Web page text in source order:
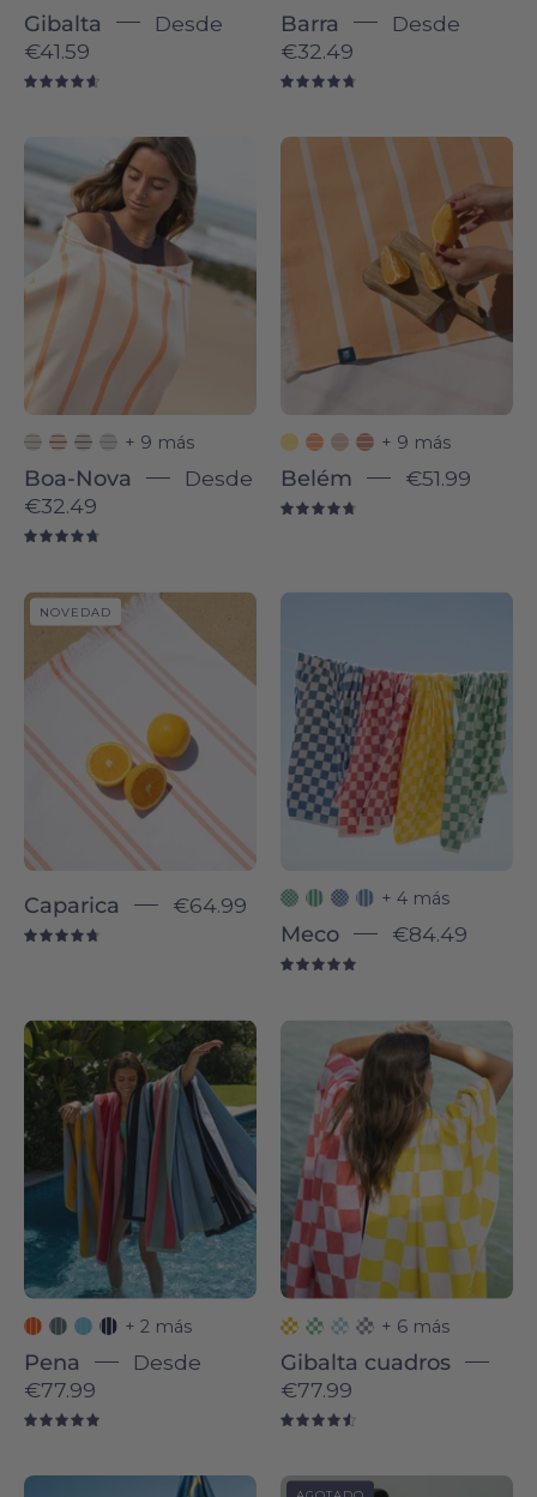
Gibalta
Desde
€41.59
Barra
Desde
€32.49
Boa-
Nova
-
Torres
Novas
+ 9 más
Boa-Nova
Desde
€32.49
Belém
individual
Torres
Novas
+ 9 más
Belém €51.99
Caparica
NOVEDAD
Caparica €64.99
Novas
+ 4 más
Meco €84.49
Pink
Pena
-
Torres
Novas
+ 2 más
Pena
Desde
€77.99
Yellow
chequered
Gibalta
-
Torres
Novas
+ 6 más
Gibalta cuadros
€77.99
Alvor